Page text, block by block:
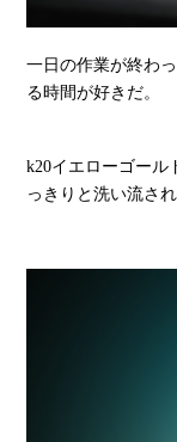
一日の作業が終わ
る時間が好きだ。
k20イエローゴール
っきりと洗い流さ